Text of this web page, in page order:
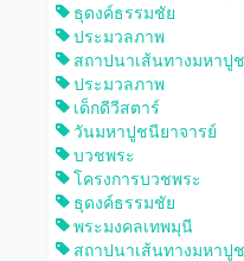
ธุดงค์ธรรมชัย
ประมวลภาพ
สถาปนาเส้นทางมหาปู
ประมวลภาพ
เด็กดีวีสตาร์
วันมหาปูชนียาจารย์
บวชพระ
โครงการบวชพระ
ธุดงค์ธรรมชัย
พระมงคลเทพมุนี
สถาปนาเส้นทางมหาปู